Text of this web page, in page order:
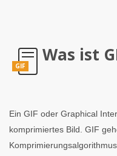
GIF
Was ist
Ein GIF oder Graphical
komprimiertes Bild. GIF